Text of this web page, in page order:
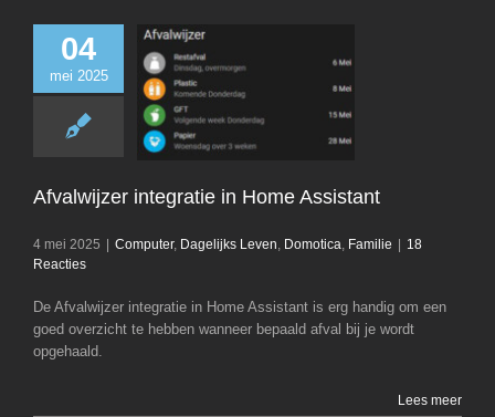
04
mei 2025
Afvalwijzer integratie in Home Assistant
4 mei 2025 Computer, Dagelijks Leven, Domotica, Familie
18
Reacties
De Afvalwijzer integratie in Home Assistant is erg handig om een
goed overzicht te hebben wanneer bepaald afval bij je wordt
opgehaald.
Lees meer